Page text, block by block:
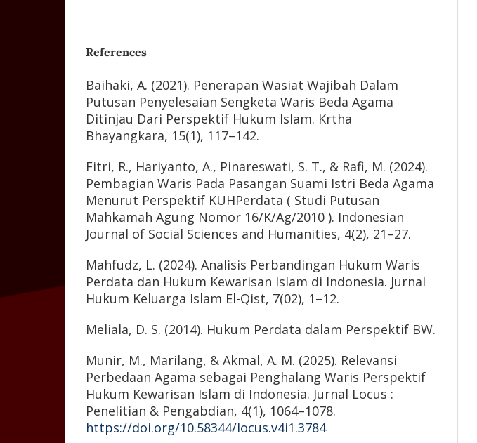
References
Baihaki, A. (2021). Penerapan Wasiat Wajibah Dalam
Putusan Penyelesaian Sengketa Waris Beda Agama
Ditinjau Dari Perspektif Hukum Islam. Krtha
Bhayangkara, 15(1), 117–142.
Fitri, R., Hariyanto, A., Pinareswati, S. T., & Rafi, M. (2024).
Pembagian Waris Pada Pasangan Suami Istri Beda Agama
Menurut Perspektif KUHPerdata ( Studi Putusan
Mahkamah Agung Nomor 16/K/Ag/2010 ). Indonesian
Journal of Social Sciences and Humanities, 4(2), 21–27.
Mahfudz, L. (2024). Analisis Perbandingan Hukum Waris
Perdata dan Hukum Kewarisan Islam di Indonesia. Jurnal
Hukum Keluarga Islam El-Qist, 7(02), 1–12.
Meliala, D. S. (2014). Hukum Perdata dalam Perspektif BW.
Munir, M., Marilang, & Akmal, A. M. (2025). Relevansi
Perbedaan Agama sebagai Penghalang Waris Perspektif
Hukum Kewarisan Islam di Indonesia. Jurnal Locus :
Penelitian & Pengabdian, 4(1), 1064–1078.
https://doi.org/10.58344/locus.v4i1.3784